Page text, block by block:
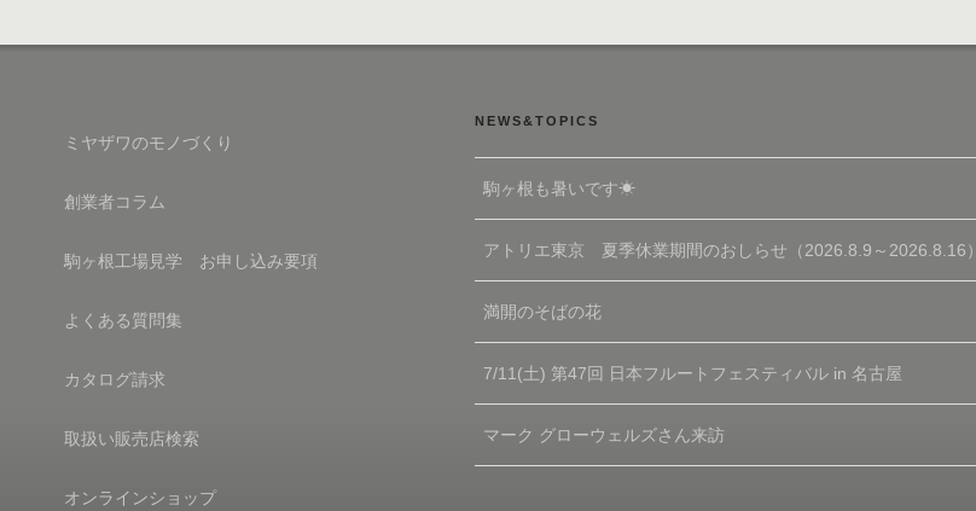
ミヤザワのモノづくり
創業者コラム
駒ヶ根工場見学 お申し込み要項
よくある質問集
カタログ請求
取扱い販売店検索
オンラインショップ
NEWS&TOPICS
駒ヶ根も暑いです☀
アトリエ東京 夏季休業期間のおしらせ（2026.8.9～2026.8.16）
満開のそばの花
7/11(土) 第47回 日本フルートフェスティバル in 名古屋
マーク グローウェルズさん来訪